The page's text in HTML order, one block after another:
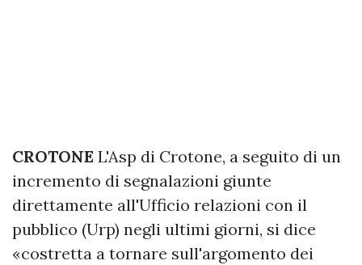
CROTONE L'Asp di Crotone, a seguito di un
incremento di segnalazioni giunte
direttamente all'Ufficio relazioni con il
pubblico (Urp) negli ultimi giorni, si dice
«costretta a tornare sull'argomento dei